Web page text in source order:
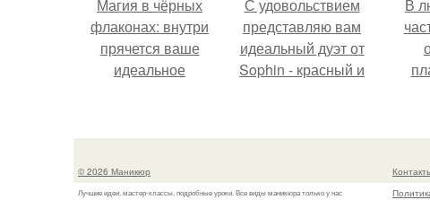
Магия в чёрных
флаконах: внутри
прячется ваше
идеальное
С удовольствием
представляю вам
идеальный дуэт от
Sophin - красный и
номер 0262.
В
© 2026 Маникюр
Лучшие идеи, мастер-классы, подробные уроки. Все виды маникюра только у нас